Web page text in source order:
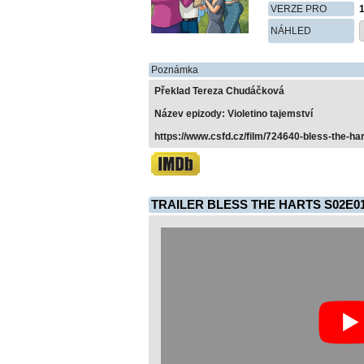
VERZE PRO
NÁHLED
Poznámka
Překlad Tereza Chudáčková
Název epizody: Violetino tajemství
https://www.csfd.cz/film/724640-bless-the-
TRAILER BLESS THE HARTS